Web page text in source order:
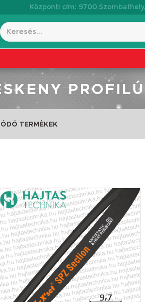
Központi cím: 9700 Szombathely,
TERMÉKEK